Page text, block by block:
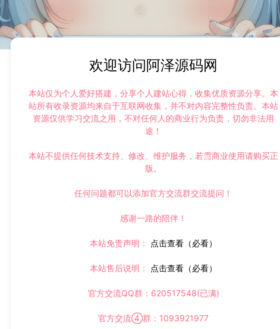
欢迎访问阿泽源码网
本站仅为个人爱好搭建，分享个人建站心得，收集优质资源分享。本
站所有收录资源均来自于互联网收集，并不对内容完整性负责。本站
资源仅供学习交流之用，不对任何人的商业行为负责，切勿非法用
途！
本站不提供任何技术支持、修改、维护服务，若需商业使用请购买正
版。
任何问题都可以添加官方交流群交流提问！
感谢一路的陪伴！
本站免责声明： 点击查看（必看）
本站售后说明： 点击查看（必看）
官方交流QQ群：620517548(已满)
官方交流④群：1093921977